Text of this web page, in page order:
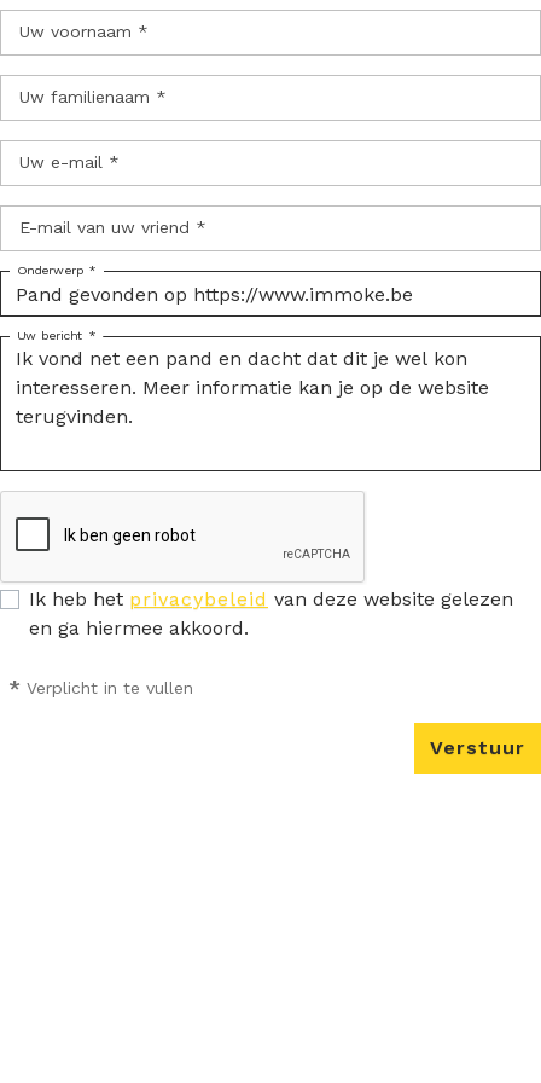
Uw voornaam *
Uw familienaam *
Uw e-mail *
E-mail van uw vriend *
Onderwerp *
Uw bericht *
Ik heb het privacybeleid van deze website gelezen
en ga hiermee akkoord.
* Verplicht in te vullen
Verstuur